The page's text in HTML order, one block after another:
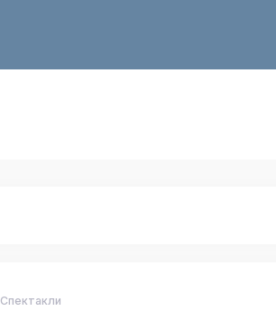
Спектакли